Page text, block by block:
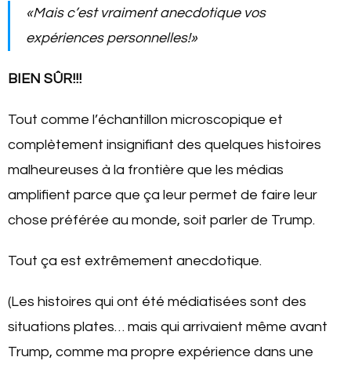
«Mais c’est vraiment anecdotique vos
expériences personnelles!»
BIEN SÛR!!!
Tout comme l’échantillon microscopique et
complètement insignifiant des quelques histoires
malheureuses à la frontière que les médias
amplifient parce que ça leur permet de faire leur
chose préférée au monde, soit parler de Trump.
Tout ça est extrêmement anecdotique.
(Les histoires qui ont été médiatisées sont des
situations plates… mais qui arrivaient même avant
Trump, comme ma propre expérience dans une